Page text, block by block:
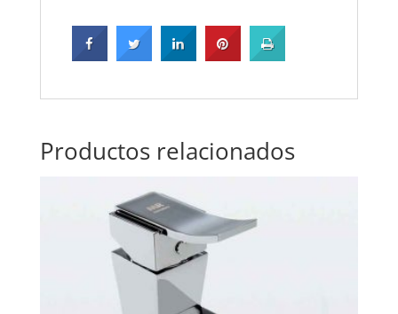
Productos relacionados